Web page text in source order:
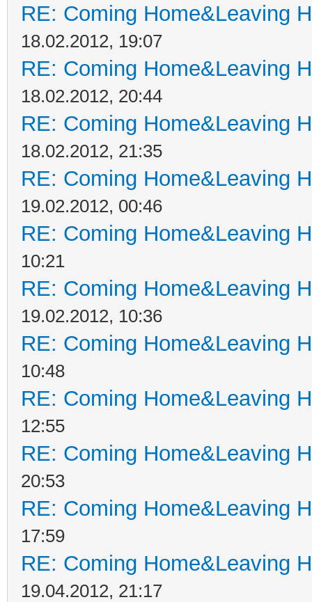
RE: Coming Home&Leaving
18.02.2012, 19:07
RE: Coming Home&Leaving
18.02.2012, 20:44
RE: Coming Home&Leaving
18.02.2012, 21:35
RE: Coming Home&Leaving
19.02.2012, 00:46
RE: Coming Home&Leaving
10:21
RE: Coming Home&Leaving
19.02.2012, 10:36
RE: Coming Home&Leaving
10:48
RE: Coming Home&Leaving
12:55
RE: Coming Home&Leaving
20:53
RE: Coming Home&Leaving
17:59
RE: Coming Home&Leaving
19.04.2012, 21:17